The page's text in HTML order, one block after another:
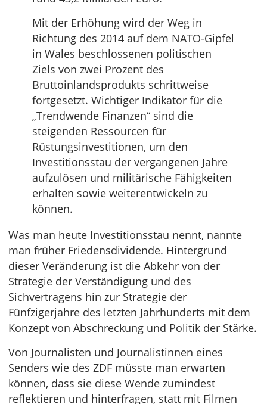
Mit der Erhöhung wird der Weg in
Richtung des 2014 auf dem NATO-Gipfel
in Wales beschlossenen politischen
Ziels von zwei Prozent des
Bruttoinlandsprodukts schrittweise
fortgesetzt. Wichtiger Indikator für die
„Trendwende Finanzen“ sind die
steigenden Ressourcen für
Rüstungsinvestitionen, um den
Investitionsstau der vergangenen Jahre
aufzulösen und militärische Fähigkeiten
erhalten sowie weiterentwickeln zu
können.
Was man heute Investitionsstau nennt, nannte
man früher Friedensdividende. Hintergrund
dieser Veränderung ist die Abkehr von der
Strategie der Verständigung und des
Sichvertragens hin zur Strategie der
Fünfzigerjahre des letzten Jahrhunderts mit dem
Konzept von Abschreckung und Politik der Stärke.
Von Journalisten und Journalistinnen eines
Senders wie des ZDF müsste man erwarten
können, dass sie diese Wende zumindest
reflektieren und hinterfragen, statt mit Filmen